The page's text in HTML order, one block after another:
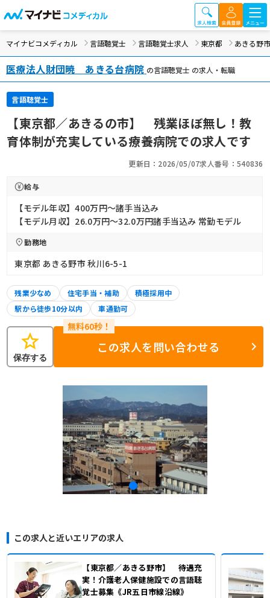
マイナビコメディカル 言語聴覚士 言語聴覚士求人 東京都 あきる野市
医療法人財団暁 あきる台病院 の言語聴覚士 の求人・転職
言語聴覚士
【東京都／あきるの市】 残業ほぼ無し！教
育体制が充実している療養病院での求人です
更新日：2026/05/07求人番号：540836
給与
【モデル年収】400万円〜諸手当込み
【モデル月収】26.0万円〜32.0万円諸手当込み 常勤モデル
勤務地
東京都 あきる野市 秋川6-5-1
残業少なめ 住宅手当・補助
積極採用中
駅から徒歩10分以内
車通勤可
star
保存する
この求人を問い合わせる
この求人と近いエリアの求人
【東京都／あきる野市】 待遇充
実！介護老人保健施設での言語聴
覚士募集《JR五日市線沿線》